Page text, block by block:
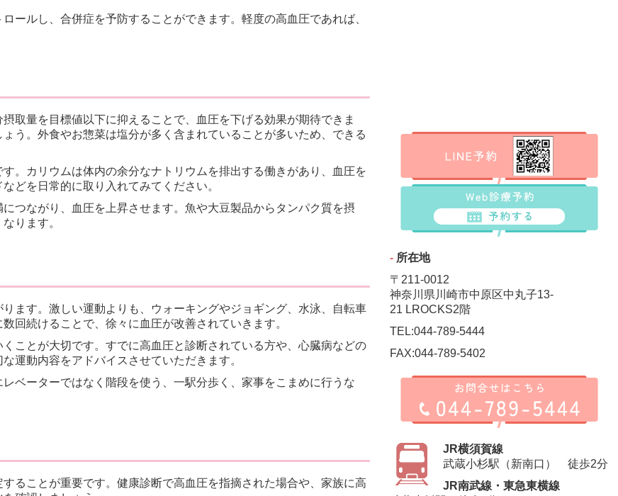
ールし、合併症を予防することができます。軽度の高血圧であれば、
取量を目標値以下に抑えることで、血圧を下げる効果が期待できま
う。外食やお惣菜は塩分が多く含まれていることが多いため、できる
。カリウムは体内の余分なナトリウムを排出する働きがあり、血圧を
どを日常的に取り入れてみてください。
つながり、血圧を上昇させます。魚や大豆製品からタンパク質を摂
ります。
ます。激しい運動よりも、ウォーキングやジョギング、水泳、自転車
回続けることで、徐々に血圧が改善されていきます。
ことが大切です。すでに高血圧と診断されている方や、心臓病などの
運動内容をアドバイスさせていただきます。
ベーターではなく階段を使う、一駅分歩く、家事をこまめに行うな
ることが重要です。健康診断で高血圧を指摘された場合や、家族に高
‐ 所在地
〒211-0012
神奈川県川崎市中原区中丸子13-
21 LROCKS2階
TEL:044-789-5444
FAX:044-789-5402
JR横須賀線
武蔵小杉駅（新南口） 徒歩2分
JR南武線・東急東横線